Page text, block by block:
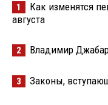
1
Как изменятся
августа
2 Владимир
3 Законы,